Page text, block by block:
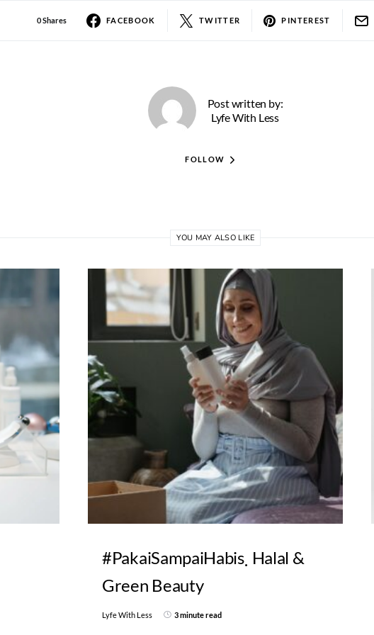
0 Shares FACEBOOK TWITTER PINTEREST
Post written by:
Lyfe With Less
FOLLOW
YOU MAY ALSO LIKE
#PakaiSampaiHabis Halal &
Green Beauty
Lyfe With Less 3 minute read